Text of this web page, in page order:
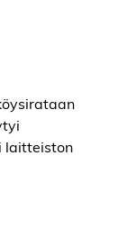
laitteiston